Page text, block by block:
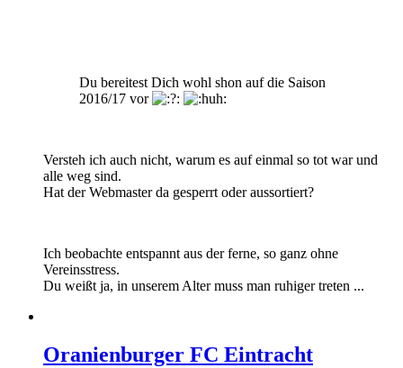
Du bereitest Dich wohl shon auf die Saison
2016/17 vor
Versteh ich auch nicht, warum es auf einmal so tot war und
alle weg sind.
Hat der Webmaster da gesperrt oder aussortiert?
Ich beobachte entspannt aus der ferne, so ganz ohne
Vereinsstress.
Du weißt ja, in unserem Alter muss man ruhiger treten ...
Oranienburger FC Eintracht